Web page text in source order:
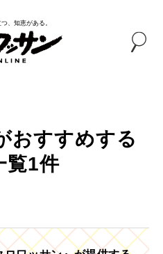
、知恵がある。
おすすめする
覧1件